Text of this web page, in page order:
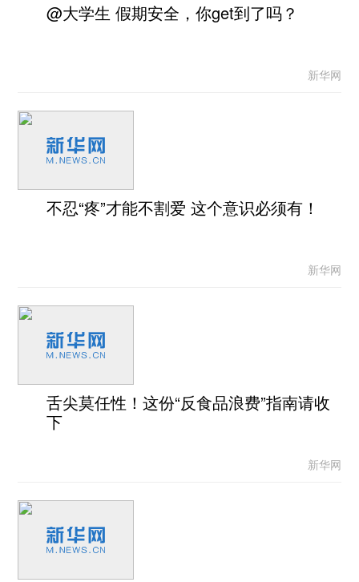
@大学生 假期安全，你get到了吗？
新华网
不忍“疼”才能不割爱 这个意识必须有！
新华网
舌尖莫任性！这份“反食品浪费”指南请收
下
新华网